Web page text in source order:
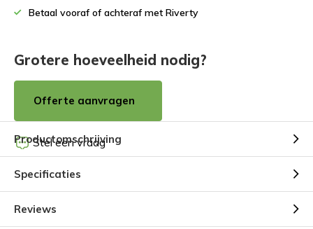
Betaal vooraf of achteraf met Riverty
Grotere hoeveelheid nodig?
Offerte aanvragen
Stel een vraag
Productomschrijving
Specificaties
Reviews